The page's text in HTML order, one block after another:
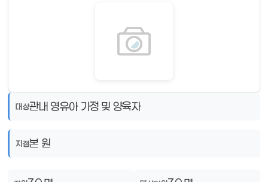
대상관내 영유아 가정 및 양육자
지점본 원